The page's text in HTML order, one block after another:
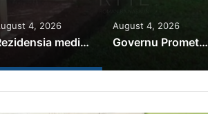
4, 2026
Rezidensia mediku iha Manusae abandonadu
August 4, 2026
Governu Promete Tau Prioridade ba Setór Minerais no Setór Produtivu